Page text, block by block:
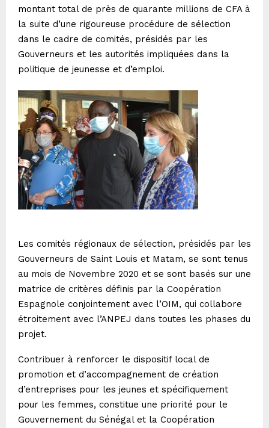
montant total de près de quarante millions de CFA à
la suite d’une rigoureuse procédure de sélection
dans le cadre de comités, présidés par les
Gouverneurs et les autorités impliquées dans la
politique de jeunesse et d’emploi.
Les comités régionaux de sélection, présidés par les
Gouverneurs de Saint Louis et Matam, se sont tenus
au mois de Novembre 2020 et se sont basés sur une
matrice de critères définis par la Coopération
Espagnole conjointement avec l’OIM, qui collabore
étroitement avec l’ANPEJ dans toutes les phases du
projet.
Contribuer à renforcer le dispositif local de
promotion et d’accompagnement de création
d’entreprises pour les jeunes et spécifiquement
pour les femmes, constitue une priorité pour le
Gouvernement du Sénégal et la Coopération